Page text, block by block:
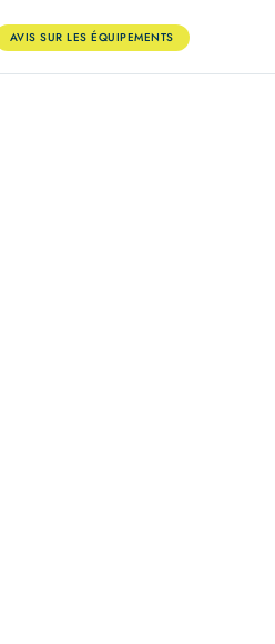
AVIS SUR LES ÉQUIPEMENTS